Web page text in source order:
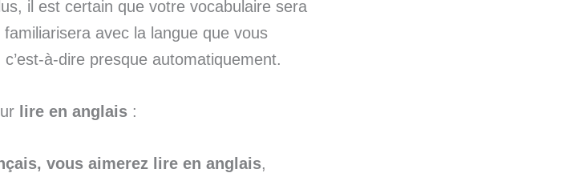
il est certain que votre vocabulaire sera
avec la langue que vous
à-dire presque automatiquement.
lire en anglais :
vous aimerez lire en anglais,